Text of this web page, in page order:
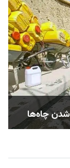
شدن چاه‌ها